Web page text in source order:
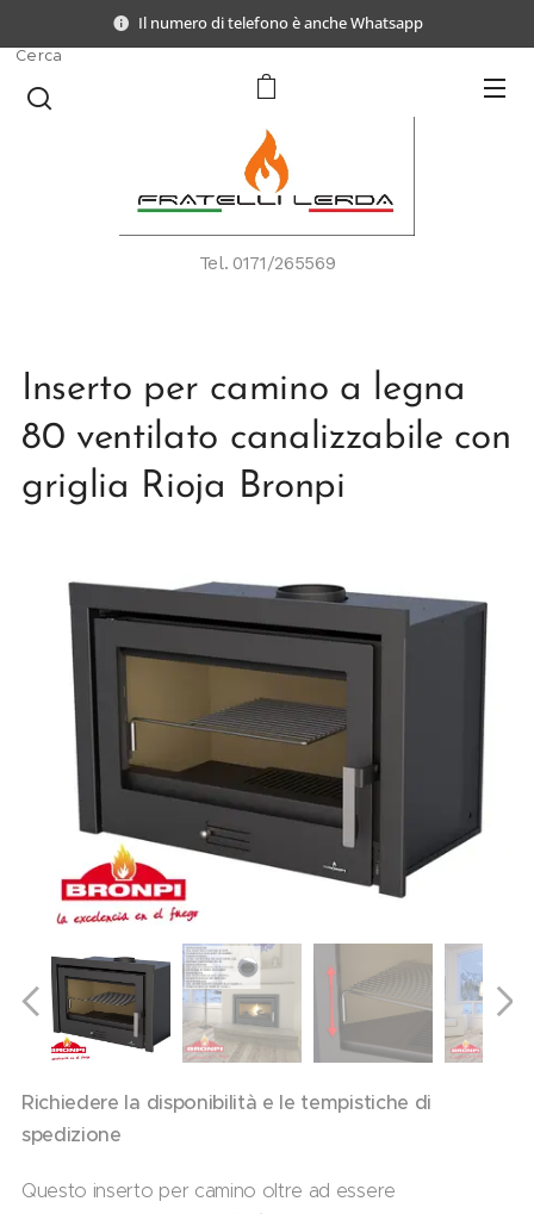
Il numero di telefono è anche Whatsapp
Tel. 0171/265569
Cerca
Inserto per camino a legna
80 ventilato canalizzabile con
griglia Rioja Bronpi
Richiedere la disponibilità e le tempistiche di
spedizione
Questo inserto per camino oltre ad essere